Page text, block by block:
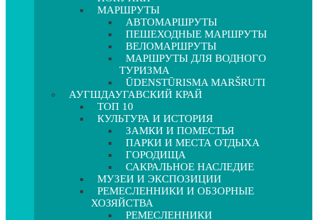
МАРШРУТЫ
АВТОМАРШРУТЫ
ПЕШЕХОДНЫЕ МАРШРУТЫ
ВЕЛОМАРШРУТЫ
МАРШРУТЫ ДЛЯ ВОДНОГО
ТУРИЗМА
ŪDENSTŪRISMA MARŠRUTI
АУГШДАУГАВСКИЙ КРАЙ
ТОП 10
КУЛЬТУРА И ИСТОРИЯ
ЗАМКИ И ПОМЕСТЬЯ
ПАРКИ И МЕСТА ОТДЫХА
ГОРОДИЩА
САКРАЛЬНОЕ НАСЛЕДИЕ
МУЗЕИ И ЭКСПОЗИЦИИ
РЕМЕСЛЕННИКИ И ОБЗОРНЫЕ
ХОЗЯЙСТВА
РЕМЕСЛЕННИКИ